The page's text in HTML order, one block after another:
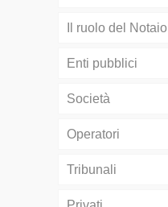
Il ruolo del Notaio
Enti pubblici
Società
Operatori
Tribunali